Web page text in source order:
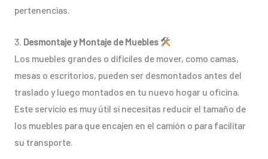
pertenencias.
3. Desmontaje y Montaje de Muebles
Los muebles grandes o difíciles de mover, como camas,
mesas o escritorios, pueden ser desmontados antes del
traslado y luego montados en tu nuevo hogar u oficina.
Este servicio es muy útil si necesitas reducir el tamaño de
los muebles para que encajen en el camión o para facilitar
su transporte.